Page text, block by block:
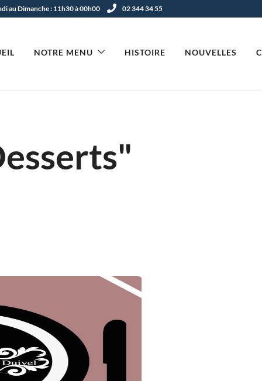
au Dimanche : 11h30 à 00h00 02 344 34 55
NOTRE MENU HISTOIRE NOUVELLES